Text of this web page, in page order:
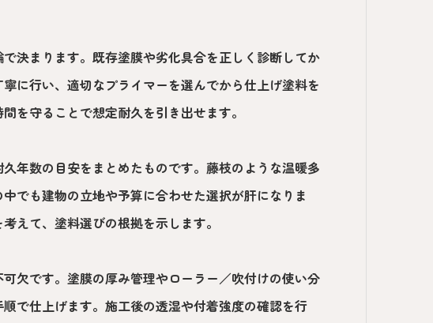
決まります。既存塗膜や劣化具合を正しく診断してか
に行い、適切なプライマーを選んでから仕上げ塗料を
を守ることで想定耐久を引き出せます。
年数の目安をまとめたものです。藤枝のような温暖多
でも建物の立地や予算に合わせた選択が肝になりま
えて、塗料選びの根拠を示します。
欠です。塗膜の厚み管理やローラー／吹付けの使い分
で仕上げます。施工後の透湿や付着強度の確認を行